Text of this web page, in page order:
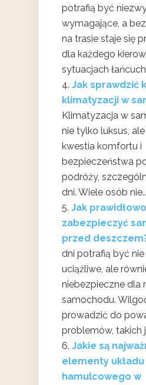
potrafią być
wymagające, a
na trasie staje się
dla każdego
sytuacjach
Jak sprawdzić
klimatyzacji w
Klimatyzacja w
nie tylko luksus,
kwestia komfortu i
bezpieczeństwa
podróży,
dni. Wiele osób
Jak prawidłowo
zabezpieczyć
przed
dni potrafią być
uciążliwe, ale
niebezpieczne dla
samochodu.
prowadzić do
problemów, takich
Jakie są
elementy układu
hamulcowego w